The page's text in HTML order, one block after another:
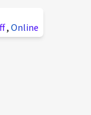
, Online